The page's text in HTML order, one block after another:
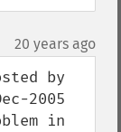
20 years ago
by
2005
in